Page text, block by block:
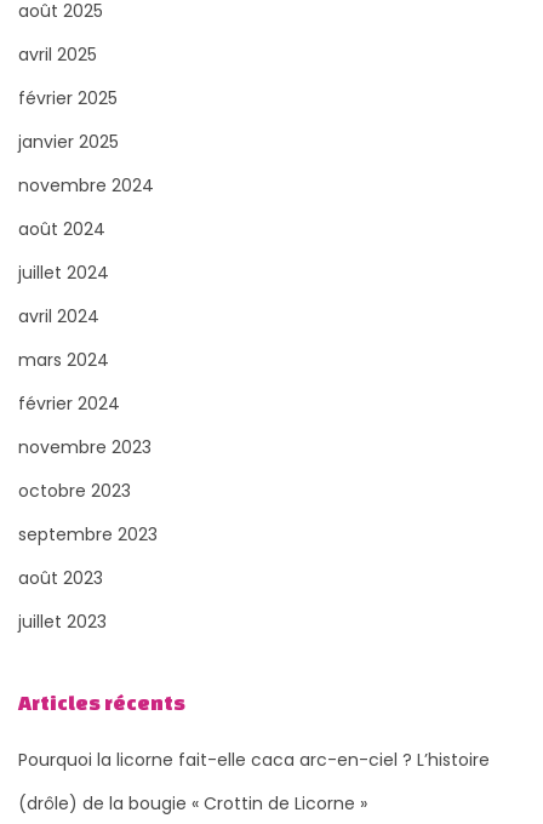
:
août 2025
avril 2025
février 2025
janvier 2025
novembre 2024
août 2024
juillet 2024
avril 2024
mars 2024
février 2024
novembre 2023
octobre 2023
septembre 2023
août 2023
juillet 2023
Articles récents
Pourquoi la licorne fait-elle caca arc-en-ciel ? L’histoire
(drôle) de la bougie « Crottin de Licorne »